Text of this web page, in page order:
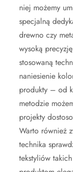
niej możemy
specjalną
drewno czy
wysoką
stosowaną
naniesienie
produkty – od
metodzie
projekty
Warto również
technika
tekstyliów